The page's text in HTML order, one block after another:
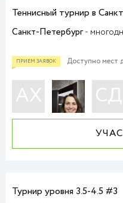
Теннисный турнир в
Санкт-Петербург-
Доступно мест
АХ СД
Турнир уровня 3.5-4.5 #3